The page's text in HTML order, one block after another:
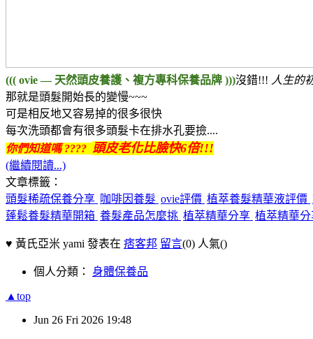
((( ovie — 天然頭皮養護、複方專科保養品牌 )))沒錯!!! 人生的
那就是頭髮開始長的變慢~~~
可是相反地又容易掉的很多很快
每次洗頭都會有很多頭髮卡在排水孔要撿....
你們知道嗎 ???? 頭皮老化比臉快6倍!!!
(繼續閱讀...)
文章標籤：
頭髮稀疏保養分享 咖啡因養髮 ovie評價 植萃養髮精華液評價
蓬鬆養髮精華開箱 養髮產品怎麼挑 植萃精華分享 植萃精華
♥ 黃氏亞米 yami 發表在 痞客邦 留言(0) 人氣()
個人分類： 身體保養品
▲top
Jun 26 Fri 2026 19:48